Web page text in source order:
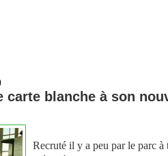
carte blanche à son
Recruté il y a peu par le parc à